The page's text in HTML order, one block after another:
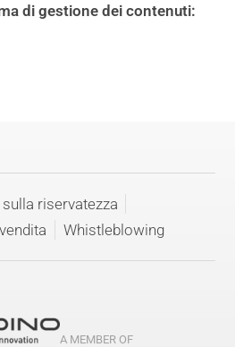
di gestione dei contenuti:
riservatezza
Whistleblowing
A MEMBER OF